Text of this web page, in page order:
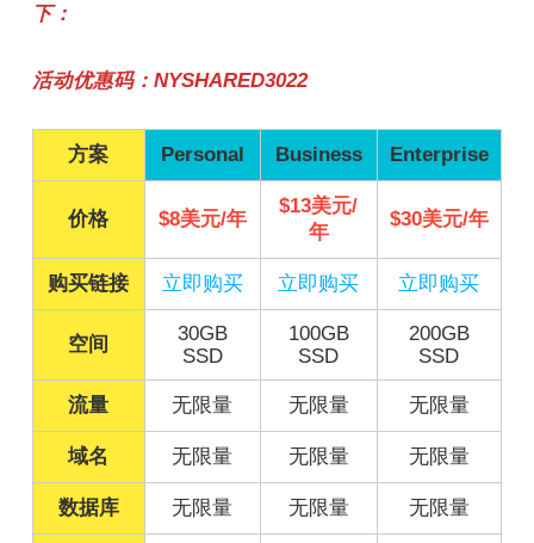
下：
活动优惠码：NYSHARED3022
方案 Personal Business Enterprise
价格 $8美元/年
$13美元/
年
$30美元/年
购买链接 立即购买 立即购买 立即购买
空间
30GB
SSD
100GB
SSD
200GB
SSD
流量 无限量 无限量 无限量
域名 无限量 无限量 无限量
数据库 无限量 无限量 无限量